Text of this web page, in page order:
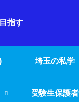
指す
埼玉の私学
受験生保護者